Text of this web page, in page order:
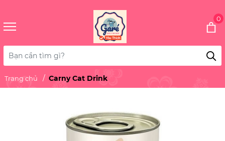
0
Trang chủ Carny Cat Drink